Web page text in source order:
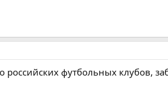
российских футбольных клубов,